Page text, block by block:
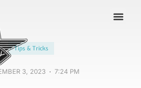
Tips & Tricks
3, 2023 7:24 PM